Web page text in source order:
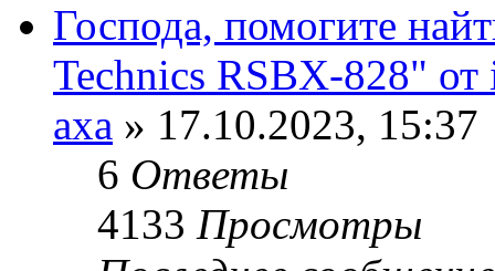
Господа, помогите
Technics RSBX-828" от
axa » 17.10.2023, 15:37
6 Ответы
4133 Просмотры